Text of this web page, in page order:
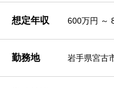
想定年収 600万円 ～
勤務地 岩手県宮古